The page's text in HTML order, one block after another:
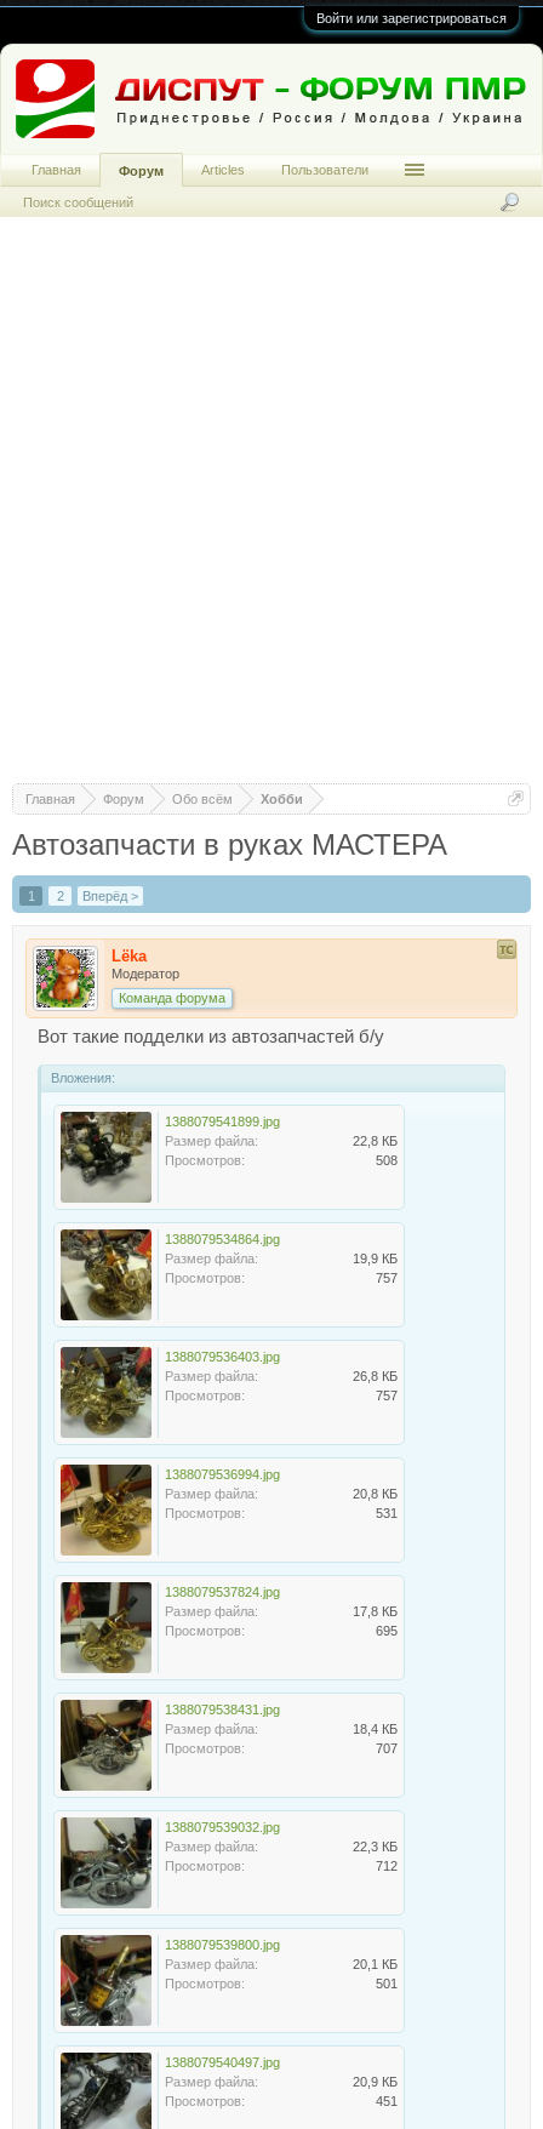
Войти или зарегистрироваться
Главная Форум Обо всём Хобби
Автозапчасти в руках МАСТЕРА
1 2 Вперёд >
Lёka
Модератор
Команда форума
Вот такие подделки из автозапчастей б/у
Вложения:
1388079541899.jpg
Размер файла:
22,8 КБ
Просмотров:
508
1388079534864.jpg
Размер файла:
19,9 КБ
Просмотров:
757
1388079536403.jpg
Размер файла:
26,8 КБ
Просмотров:
757
1388079536994.jpg
Размер файла:
20,8 КБ
Просмотров:
531
1388079537824.jpg
Размер файла:
17,8 КБ
Просмотров:
695
1388079538431.jpg
Размер файла:
18,4 КБ
Просмотров:
707
1388079539032.jpg
Размер файла:
22,3 КБ
Просмотров:
712
1388079539800.jpg
Размер файла:
20,1 КБ
Просмотров:
501
1388079540497.jpg
Размер файла:
20,9 КБ
Просмотров:
451
Главная Форум
Поиск сообщений
Articles Пользователи